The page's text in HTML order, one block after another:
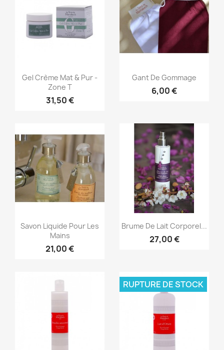
Aperçu rapide
Gel Crème Mat & Pur -
Zone T
31,50 €
Aperçu rapide
Gant De Gommage
6,00 €
Aperçu rapide
Savon Liquide Pour Les
Mains
21,00 €
Aperçu rapide
Brume De Lait Corporel...
27,00 €
RUPTURE DE STOCK